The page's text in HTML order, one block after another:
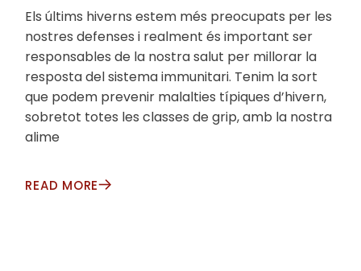
Els últims hiverns estem més preocupats per les
nostres defenses i realment és important ser
responsables de la nostra salut per millorar la
resposta del sistema immunitari. Tenim la sort
que podem prevenir malalties típiques d’hivern,
sobretot totes les classes de grip, amb la nostra
alime
READ MORE